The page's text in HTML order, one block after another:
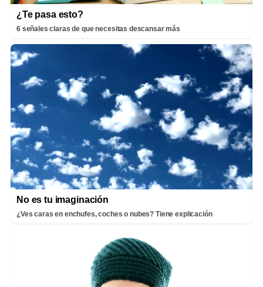
¿Te pasa esto?
6 señales claras de que necesitas descansar más
No es tu imaginación
¿Ves caras en enchufes, coches o nubes? Tiene explicación